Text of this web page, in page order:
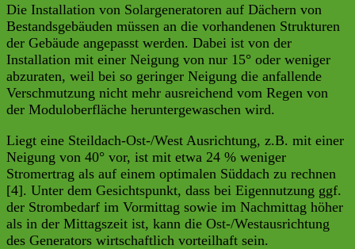
Die Installation von Solargeneratoren auf Dächern von
Bestandsgebäuden müssen an die vorhandenen Strukturen
der Gebäude angepasst werden. Dabei ist von der
Installation mit einer Neigung von nur 15° oder weniger
abzuraten, weil bei so geringer Neigung die anfallende
Verschmutzung nicht mehr ausreichend vom Regen von
der Moduloberfläche heruntergewaschen wird.
Liegt eine Steildach-Ost-/West Ausrichtung, z.B. mit einer
Neigung von 40° vor, ist mit etwa 24 % weniger
Stromertrag als auf einem optimalen Süddach zu rechnen
[4]. Unter dem Gesichtspunkt, dass bei Eigennutzung ggf.
der Strombedarf im Vormittag sowie im Nachmittag höher
als in der Mittagszeit ist, kann die Ost-/Westausrichtung
des Generators wirtschaftlich vorteilhaft sein.